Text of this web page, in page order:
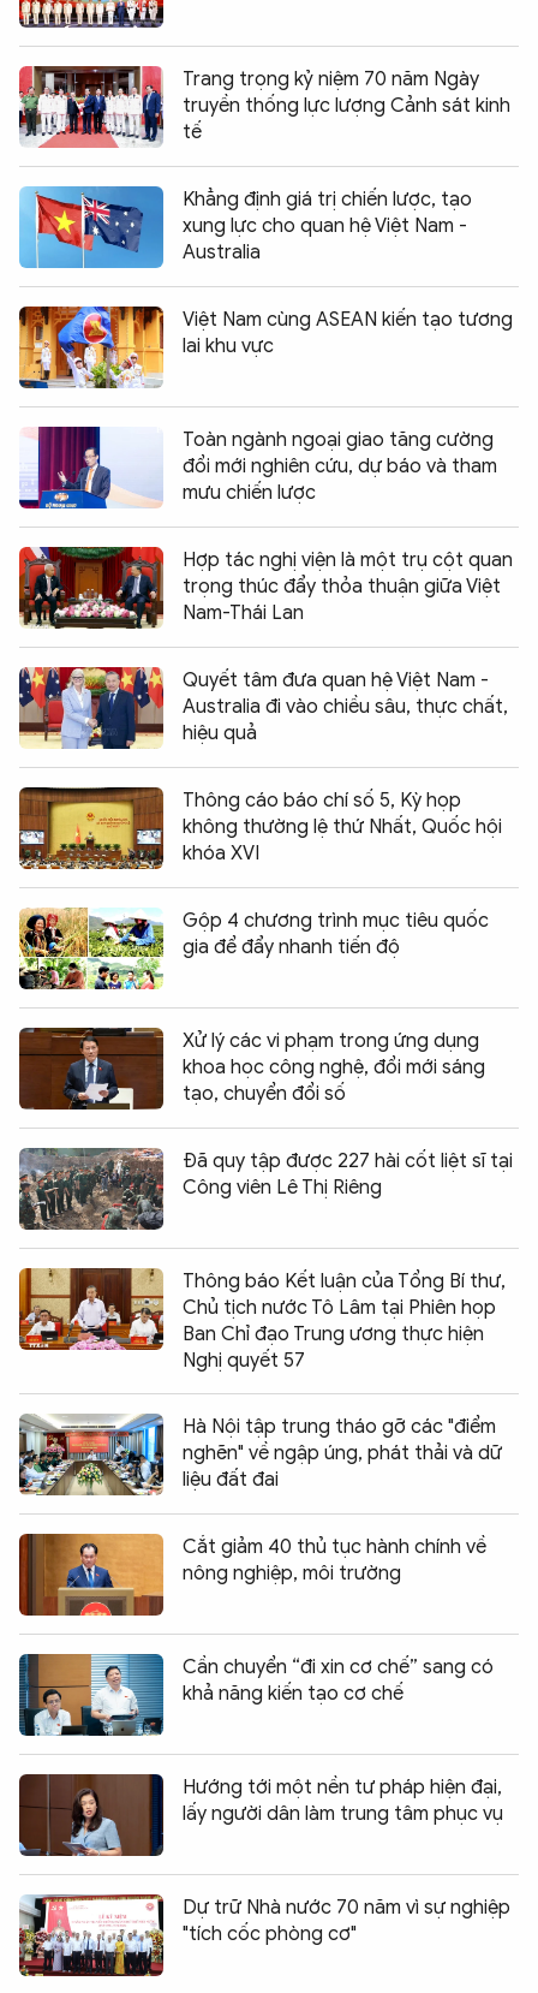
Trang trọng kỷ niệm 70 năm Ngày
truyền thống lực lượng Cảnh sát kinh
tế
Khẳng định giá trị chiến lược, tạo
xung lực cho quan hệ Việt Nam -
Australia
Việt Nam cùng ASEAN kiến tạo tương
lai khu vực
Toàn ngành ngoại giao tăng cường
đổi mới nghiên cứu, dự báo và tham
mưu chiến lược
Hợp tác nghị viện là một trụ cột quan
trọng thúc đẩy thỏa thuận giữa Việt
Nam-Thái Lan
Quyết tâm đưa quan hệ Việt Nam -
Australia đi vào chiều sâu, thực chất,
hiệu quả
Thông cáo báo chí số 5, Kỳ họp
không thường lệ thứ Nhất, Quốc hội
khóa XVI
Gộp 4 chương trình mục tiêu quốc
gia để đẩy nhanh tiến độ
Xử lý các vi phạm trong ứng dụng
khoa học công nghệ, đổi mới sáng
tạo, chuyển đổi số
Đã quy tập được 227 hài cốt liệt sĩ tại
Công viên Lê Thị Riêng
Thông báo Kết luận của Tổng Bí thư,
Chủ tịch nước Tô Lâm tại Phiên họp
Ban Chỉ đạo Trung ương thực hiện
Nghị quyết 57
Hà Nội tập trung tháo gỡ các "điểm
nghẽn" về ngập úng, phát thải và dữ
liệu đất đai
Cắt giảm 40 thủ tục hành chính về
nông nghiệp, môi trường
Cần chuyển “đi xin cơ chế” sang có
khả năng kiến tạo cơ chế
Hướng tới một nền tư pháp hiện đại,
lấy người dân làm trung tâm phục vụ
Dự trữ Nhà nước 70 năm vì sự nghiệp
"tích cốc phòng cơ"